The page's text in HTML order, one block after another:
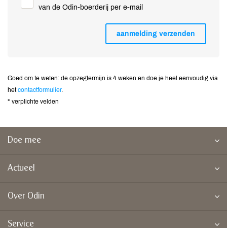
van de Odin-boerderij per e-mail
Goed om te weten: de opzegtermijn is 4 weken en doe je heel eenvoudig via
hetcontactformulier.
* verplichte velden
Doe mee
Actueel
Over Odin
Service